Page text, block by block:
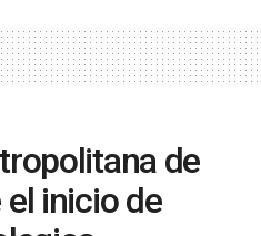
de
inicio de